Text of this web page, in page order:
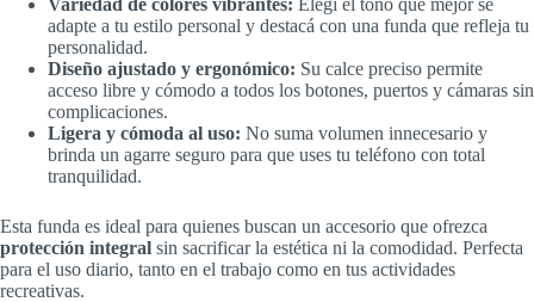
adapte a tu estilo personal y destacá con una funda que refleja tu
personalidad.
Diseño ajustado y ergonómico: Su calce preciso permite
acceso libre y cómodo a todos los botones, puertos y cámaras sin
complicaciones.
Ligera y cómoda al uso: No suma volumen innecesario y
brinda un agarre seguro para que uses tu teléfono con total
tranquilidad.
Esta funda es ideal para quienes buscan un accesorio que ofrezca
protección integral sin sacrificar la estética ni la comodidad. Perfecta
para el uso diario, tanto en el trabajo como en tus actividades
recreativas.